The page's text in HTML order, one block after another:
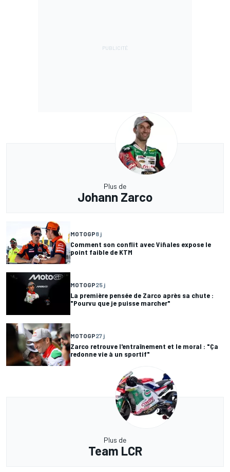
Plus de
Johann Zarco
MOTOGP8 j
Comment son conflit avec Viñales expose le
point faible de KTM
MOTOGP25 j
La première pensée de Zarco après sa chute :
"Pourvu que je puisse marcher"
MOTOGP27 j
Zarco retrouve l'entraînement et le moral : "Ça
redonne vie à un sportif"
Plus de
Team LCR